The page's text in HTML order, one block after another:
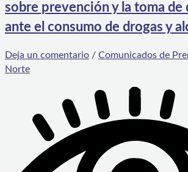
sobre prevención y la toma de
ante el consumo de drogas y
Deja un comentario / Comunicados de
Norte